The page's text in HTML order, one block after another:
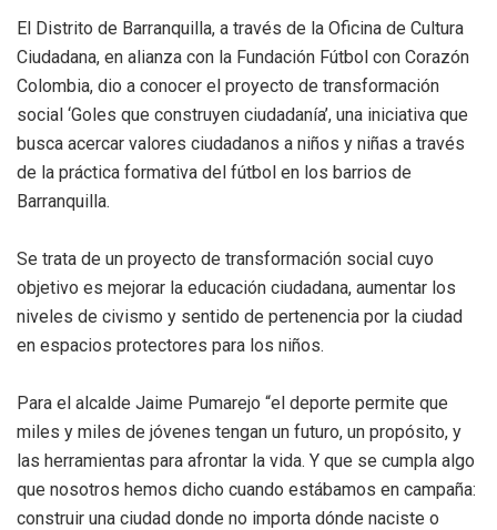
El Distrito de Barranquilla, a través de la Oficina de Cultura
Ciudadana, en alianza con la Fundación Fútbol con Corazón
Colombia, dio a conocer el proyecto de transformación
social ‘Goles que construyen ciudadanía’, una iniciativa que
busca acercar valores ciudadanos a niños y niñas a través
de la práctica formativa del fútbol en los barrios de
Barranquilla.
Se trata de un proyecto de transformación social cuyo
objetivo es mejorar la educación ciudadana, aumentar los
niveles de civismo y sentido de pertenencia por la ciudad
en espacios protectores para los niños.
Para el alcalde Jaime Pumarejo “el deporte permite que
miles y miles de jóvenes tengan un futuro, un propósito, y
las herramientas para afrontar la vida. Y que se cumpla algo
que nosotros hemos dicho cuando estábamos en campaña:
construir una ciudad donde no importa dónde naciste o